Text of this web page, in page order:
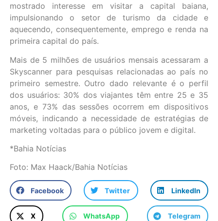
mostrado interesse em visitar a capital baiana,
impulsionando o setor de turismo da cidade e
aquecendo, consequentemente, emprego e renda na
primeira capital do país.
Mais de 5 milhões de usuários mensais acessaram a
Skyscanner para pesquisas relacionadas ao país no
primeiro semestre. Outro dado relevante é o perfil
dos usuários: 30% dos viajantes têm entre 25 e 35
anos, e 73% das sessões ocorrem em dispositivos
móveis, indicando a necessidade de estratégias de
marketing voltadas para o público jovem e digital.
*Bahia Notícias
Foto: Max Haack/Bahia Notícias
Facebook Twitter LinkedIn
X WhatsApp Telegram